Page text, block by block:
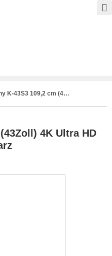
Sony K-43S3 109,2 cm (43Zoll) 4K Ultra HD Smart-TV WLAN Schwarz
4K Ultra HD